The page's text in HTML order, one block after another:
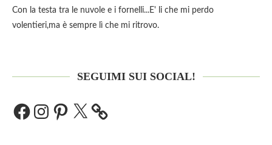
Con la testa tra le nuvole e i fornelli...E' li che mi perdo
volentieri,ma è sempre lì che mi ritrovo.
SEGUIMI SUI SOCIAL!